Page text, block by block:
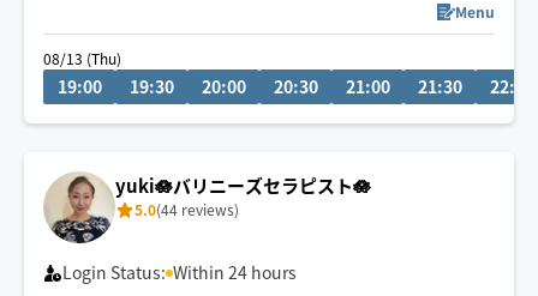
セラピスト歴13年目となります
施術させて頂いた方は延1300人以上
基本対応時間は19時〜3時です
日中も対応可能です
リクエストは事前メッセージにて
お気軽にお声掛けください😊
Menu
08/13 (Thu)
19:00 19:30 20:00 20:30 21:00 21:30 22:00
yuki🪷バリニーズセラピスト🪷
5.0(44 reviews)
Login Status: Within 24 hours